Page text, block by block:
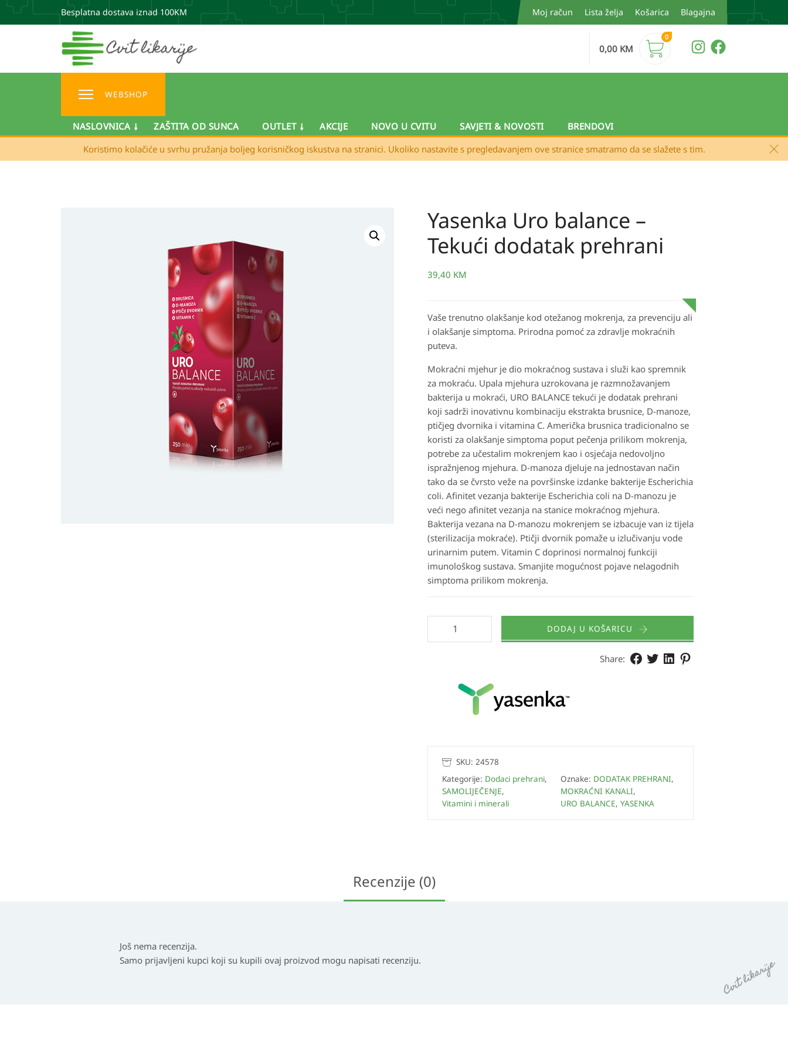
Besplatna dostava iznad 100KM Moj račun Lista želja Košarica Blagajna
0,00 KM
0
WEBSHOP
NASLOVNICA ZAŠTITA OD SUNCA OUTLET AKCIJE NOVO U CVITU SAVJETI & NOVOSTI
BRENDOVI
Koristimo kolačiće u svrhu pružanja boljeg korisničkog iskustva na stranici. Ukoliko nastavite s pregledavanjem ove stranice smatramo da se slažete s tim.
Yasenka Uro balance –
Tekući dodatak prehrani
39,40 KM
Vaše trenutno olakšanje kod otežanog mokrenja, za prevenciju ali
i olakšanje simptoma. Prirodna pomoć za zdravlje mokraćnih
puteva.
Mokraćni mjehur je dio mokraćnog sustava i služi kao spremnik
za mokraću. Upala mjehura uzrokovana je razmnožavanjem
bakterija u mokraći, URO BALANCE tekući je dodatak prehrani
koji sadrži inovativnu kombinaciju ekstrakta brusnice, D-manoze,
ptičjeg dvornika i vitamina C. Američka brusnica tradicionalno se
koristi za olakšanje simptoma poput pečenja prilikom mokrenja,
potrebe za učestalim mokrenjem kao i osjećaja nedovoljno
ispražnjenog mjehura. D-manoza djeluje na jednostavan način
tako da se čvrsto veže na površinske izdanke bakterije Escherichia
coli. Afinitet vezanja bakterije Escherichia coli na D-manozu je
veći nego afinitet vezanja na stanice mokraćnog mjehura.
Bakterija vezana na D-manozu mokrenjem se izbacuje van iz tijela
(sterilizacija mokraće). Ptičji dvornik pomaže u izlučivanju vode
urinarnim putem. Vitamin C doprinosi normalnoj funkciji
imunološkog sustava. Smanjite mogućnost pojave nelagodnih
simptoma prilikom mokrenja.
Yasenka
prehrani
količina
DODAJ U KOŠARICU
Share:
SKU: 24578
Kategorije: Dodaci prehrani,
SAMOLIJEČENJE,
Vitamini i minerali
Oznake: DODATAK PREHRANI,
MOKRAĆNI KANALI,
URO BALANCE, YASENKA
Recenzije (0)
Još nema recenzija.
Samo prijavljeni kupci koji su kupili ovaj proizvod mogu napisati recenziju.